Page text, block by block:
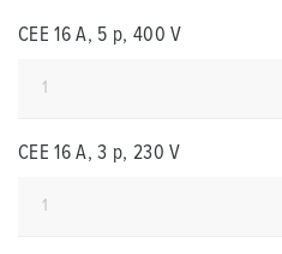
CEE 16 A, 5 p, 400 V
CEE 16 A, 3 p, 230 V